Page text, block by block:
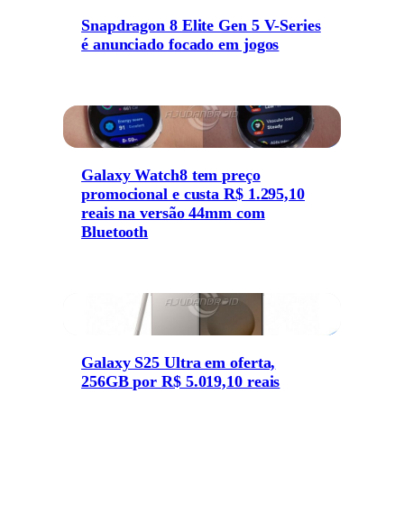
Snapdragon 8 Elite Gen 5 V-Series
é anunciado focado em jogos
Galaxy Watch8 tem preço
promocional e custa R$ 1.295,10
reais na versão 44mm com
Bluetooth
Galaxy S25 Ultra em oferta,
256GB por R$ 5.019,10 reais